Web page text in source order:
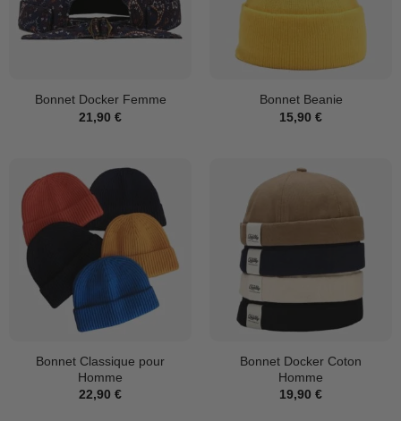
Bonnet Docker Femme
21,90 €
Bonnet Beanie
15,90 €
Bonnet Classique pour
Homme
22,90 €
Bonnet Docker Coton
Homme
19,90 €